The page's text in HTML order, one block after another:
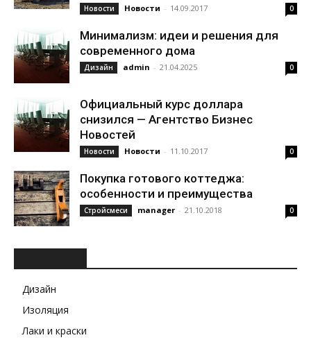
Новости Новости - 14.09.2017 0
Минимализм: идеи и решения для
современного дома
Дизайн admin - 21.04.2025 0
Официальный курс доллара
снизился — Агентство Бизнес
Новостей
Новости Новости - 11.10.2017 0
Покупка готового коттеджа:
особенности и преимущества
Стройсмеси manager - 21.10.2018 0
Дизайн
Изоляция
Лаки и краски